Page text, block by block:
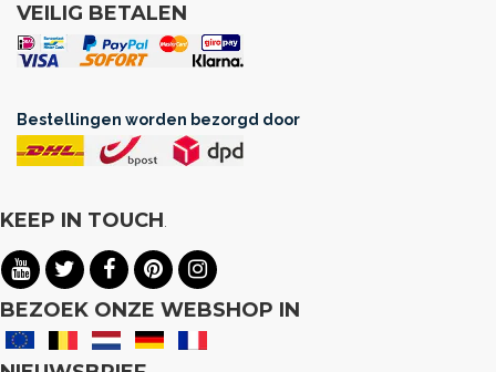
VEILIG BETALEN
Bestellingen worden bezorgd door
KEEP IN TOUCH.
BEZOEK ONZE WEBSHOP IN